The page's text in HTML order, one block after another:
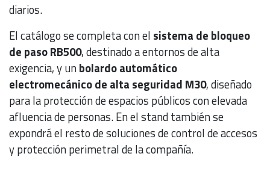
diarios.
El catálogo se completa con el sistema de bloqueo
de paso RB500, destinado a entornos de alta
exigencia, y unbolardo automático
electromecánico de alta seguridad M30, diseñado
para la protección de espacios públicos con elevada
afluencia de personas. En el stand también se
expondrá el resto de soluciones de control de accesos
y protección perimetral de la compañía.